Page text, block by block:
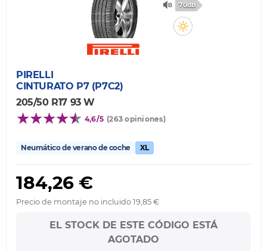
70db
PIRELLI
CINTURATO P7 (P7C2)
205/50 R17 93 W
4,6/5 (263 opiniones)
Neumático de verano de coche XL
184,26 €
Precio de montaje no incluido 19,85 €
EL STOCK DE ESTE CÓDIGO ESTÁ
AGOTADO